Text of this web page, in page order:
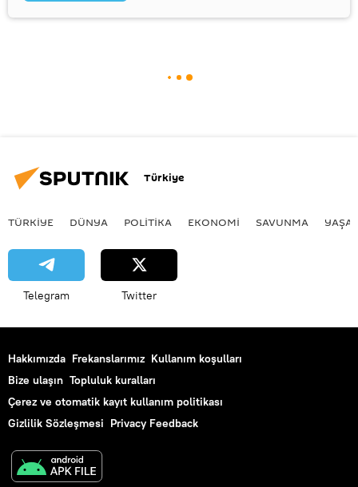
Türkiye
TÜRKIYE DÜNYA POLİTİKA EKONOMİ SAVUNMA
Telegram Twitter
Hakkımızda Frekanslarımız Kullanım koşulları
Bize ulaşın Topluluk kuralları
Çerez ve otomatik kayıt kullanım politikası
Gizlilik Sözleşmesi Privacy Feedback